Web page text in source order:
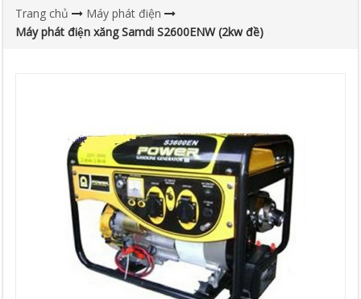
Trang chủ
Máy phát điện
Máy phát điện xăng Samdi S2600ENW (2kw đề)